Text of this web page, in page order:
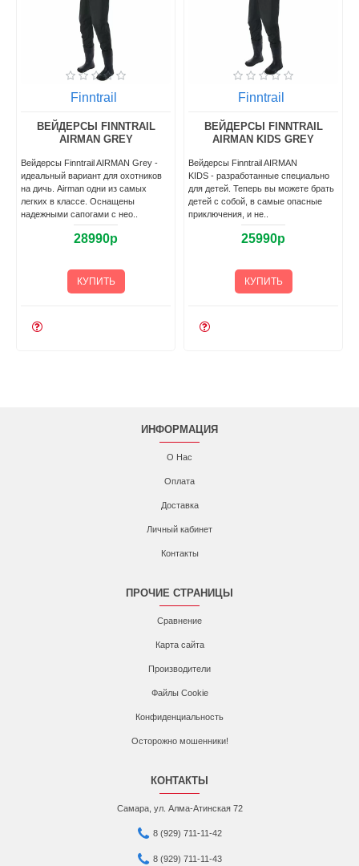
Finntrail
ВЕЙДЕРСЫ FINNTRAIL
AIRMAN GREY
Вейдерсы Finntrail AIRMAN Grey -
идеальный вариант для охотников
на дичь. Airman одни из самых
легких в классе. Оснащены
надежными сапогами с нео..
28990р
КУПИТЬ
Finntrail
ВЕЙДЕРСЫ FINNTRAIL
AIRMAN KIDS GREY
Вейдерсы Finntrail AIRMAN
KIDS - разработанные специально
для детей. Теперь вы можете брать
детей с собой, в самые опасные
приключения, и не..
25990р
КУПИТЬ
ИНФОРМАЦИЯ
О Нас
Оплата
Доставка
Личный кабинет
Контакты
ПРОЧИЕ СТРАНИЦЫ
Сравнение
Карта сайта
Производители
Файлы Cookie
Конфиденциальность
Осторожно мошенники!
КОНТАКТЫ
Самара, ул. Алма-Атинская 72
8 (929) 711-11-42
8 (929) 711-11-43